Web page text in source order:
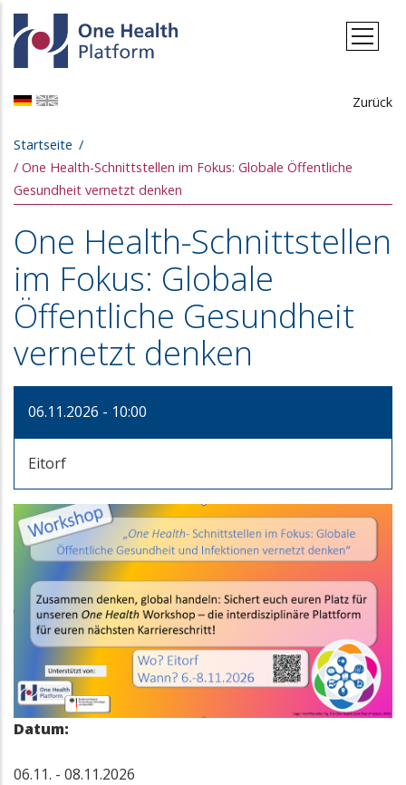
Direkt zum Inhalt
Zurück
Pfadnavigation
Startseite
One Health-Schnittstellen im Fokus: Globale Öffentliche
Gesundheit vernetzt denken
One Health-Schnittstellen
im Fokus: Globale
Öffentliche Gesundheit
vernetzt denken
06.11.2026 - 10:00
Eitorf
Datum:
06.11. - 08.11.2026